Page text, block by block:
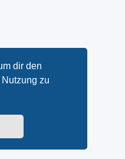
dir den
zu